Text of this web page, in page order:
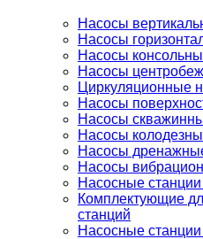
Насосы
Насосы
Насосы
Насосы
Циркуляционные
Насосы
Насосы
Насосы
Насосы
Насосы
Насосные
Комплектующие
станций
Насосные